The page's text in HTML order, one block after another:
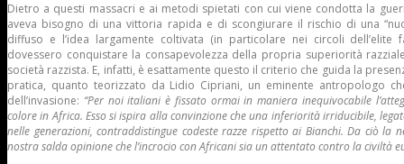
Dietro a questi massacri e ai metodi spietati con cui viene condotta la
aveva bisogno di una vittoria rapida e di scongiurare il rischio di una
diffuso e l’idea largamente coltivata (in particolare nei circoli
dovessero conquistare la consapevolezza della propria superiorità
società razzista. E, infatti, è esattamente questo il criterio che guida la
pratica, quanto teorizzato da Lidio Cipriani, un eminente antropologo
dell’invasione: “Per noi italiani è fissato ormai in maniera inequivocabile
colore in Africa. Esso si ispira alla convinzione che una inferiorità irriducibile,
nelle generazioni, contraddistingue codeste razze rispetto ai Bianchi. Da ciò la
nostra salda opinione che l’incrocio con Africani sia un attentato contro la civiltà